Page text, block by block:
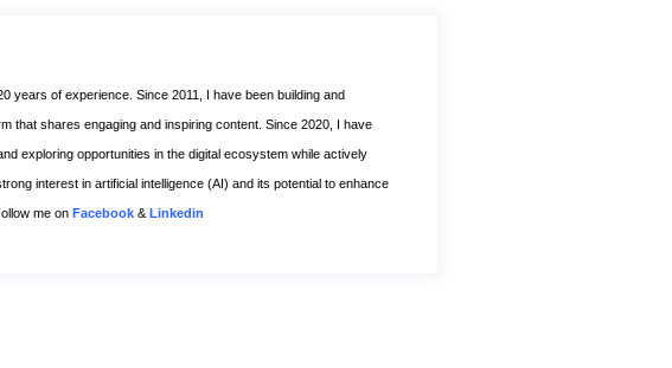
years of experience. Since 2011, I have been building and
that shares engaging and inspiring content. Since 2020, I have
exploring opportunities in the digital ecosystem while actively
interest in artificial intelligence (AI) and its potential to enhance
me on Facebook & Linkedin